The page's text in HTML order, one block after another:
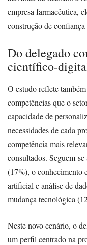
empresa farmacêutica,
construção de
Do delegado
científico-
O estudo reflete
competências que o
capacidade de
necessidades de cada
competência mais
consultados. Seguem-
(17%), o conhecimento
artificial e análise de
mudança tecnológica
Neste novo cenário, o
um perfil centrado na